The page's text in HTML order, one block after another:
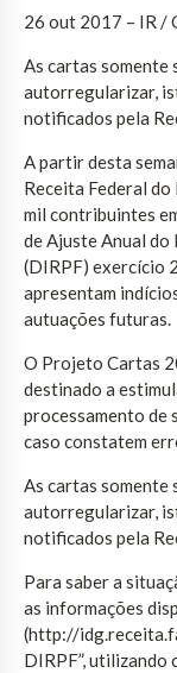
26 out 2017 – IR /
As cartas somente
autorregularizar,
notificados pela
A partir desta
Receita Federal
mil contribuintes
de Ajuste Anual do
(DIRPF) exercício
apresentam
autuações futuras.
O Projeto Cartas
destinado a
processamento de
caso constatem
As cartas somente
autorregularizar,
notificados pela
Para saber a
as informações
(http://
DIRPF”,